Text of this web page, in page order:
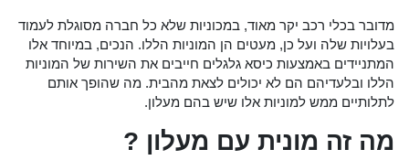
מדובר בכלי רכב יקר מאוד, במכוניות שלא כל חברה מסוגלת לעמוד
בעלויות שלה ועל כן, מעטים הן המוניות הללו. הנכים, במיוחד אלו
המתניידים באמצעות כיסא גלגלים חייבים את השירות של המוניות
הללו ובלעדיהם הם לא יכולים לצאת מהבית. מה שהופך אותם
לתלותיים ממש למוניות אלו שיש בהם מעלון.
מה זה מונית עם מעלון ?